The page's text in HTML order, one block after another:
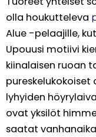
olla houkutteleva
Alue -pelaajille,
Upouusi motiivi
kiinalaisen ruoan
lyhyiden
ovat yksilöt
saatat